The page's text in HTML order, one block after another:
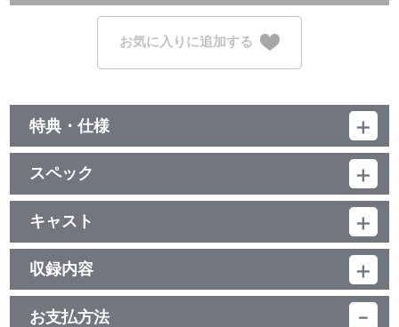
お気に入りに追加する
特典・仕様
他、仕様
描き下ろしジャケット
スペック
品番：LACM-4335
ジャンル：国内アニメ音楽
シングル
／12分
キャスト
立木文彦(ヴィクトール)
収録内容
＜収録曲＞
お支払方法